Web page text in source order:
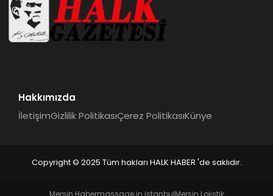
Hakkımızda
İletişimGizlilik PolitikasıÇerez PolitikasıKünye
Copyright © 2025 Tüm hakları HALK HABER 'de saklıdır.
Mersin Habermassage in istanbulMersin Lojistik